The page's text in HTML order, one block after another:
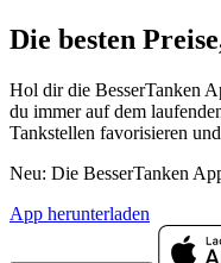
Die besten
Hol dir die BesserTanken
du immer auf dem
Tankstellen favorisieren
Neu: Die BesserTanken
App herunterladen